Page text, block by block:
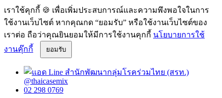
เราใช้คุกกี้ 🍪 เพื่อเพิ่มประสบการณ์และความพึงพอใจในการ
ใช้งานเว็บไซต์ หากคุณกด “ยอมรับ” หรือใช้งานเว็บไซต์ของ
เราต่อ ถือว่าคุณยินยอมให้มีการใช้งานคุกกี้ นโยบายการใช้
งานคุ๊กกี้
ยอมรับ
@thaicasemix
02 298 0769